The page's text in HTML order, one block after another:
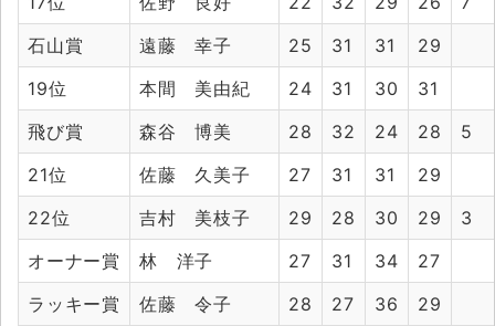
石山賞
遠藤 幸子 25 31 31
29
19位
本間 美由紀 24 31 30
31
飛び賞
森谷 博美 28 32 24 28
5
21位
佐藤 久美子 27 31 31
29
22位
吉村 美枝子 29 28 30 29
3
オーナー賞
林 洋子 27 31 34
27
ラッキー賞
佐藤 令子 28 27 36
29